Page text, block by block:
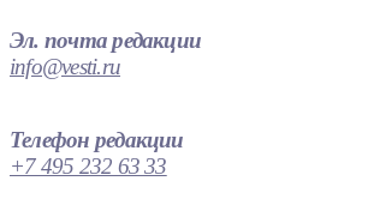
Эл. почта редакции
info@vesti.ru
Телефон редакции
+7 495 232 63 33